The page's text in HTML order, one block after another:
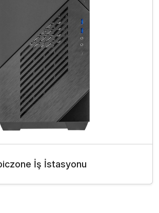
İş İstasyonu